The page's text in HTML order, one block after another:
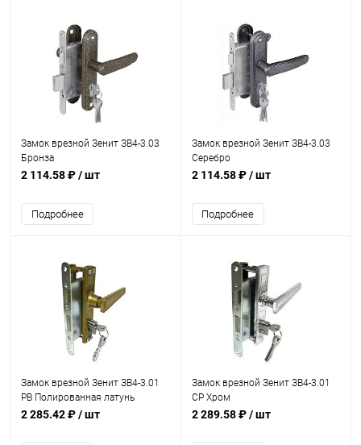
Замок врезной Зенит ЗВ4-3.03
Бронза
2 114.58 ₽/ шт
Подробнее
Замок врезной Зенит ЗВ4-3.03
Серебро
2 114.58 ₽/ шт
Подробнее
Замок врезной Зенит ЗВ4-3.01
PB Полированная латунь
2 285.42 ₽/ шт
Замок врезной Зенит ЗВ4-3.01
CP Хром
2 289.58 ₽/ шт